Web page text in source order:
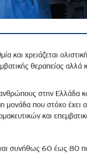
και χρειάζεται
θεραπείας
στην Ελλάδα
μονάδα που στόχο έχει
και
συνήθως 60 έως 80